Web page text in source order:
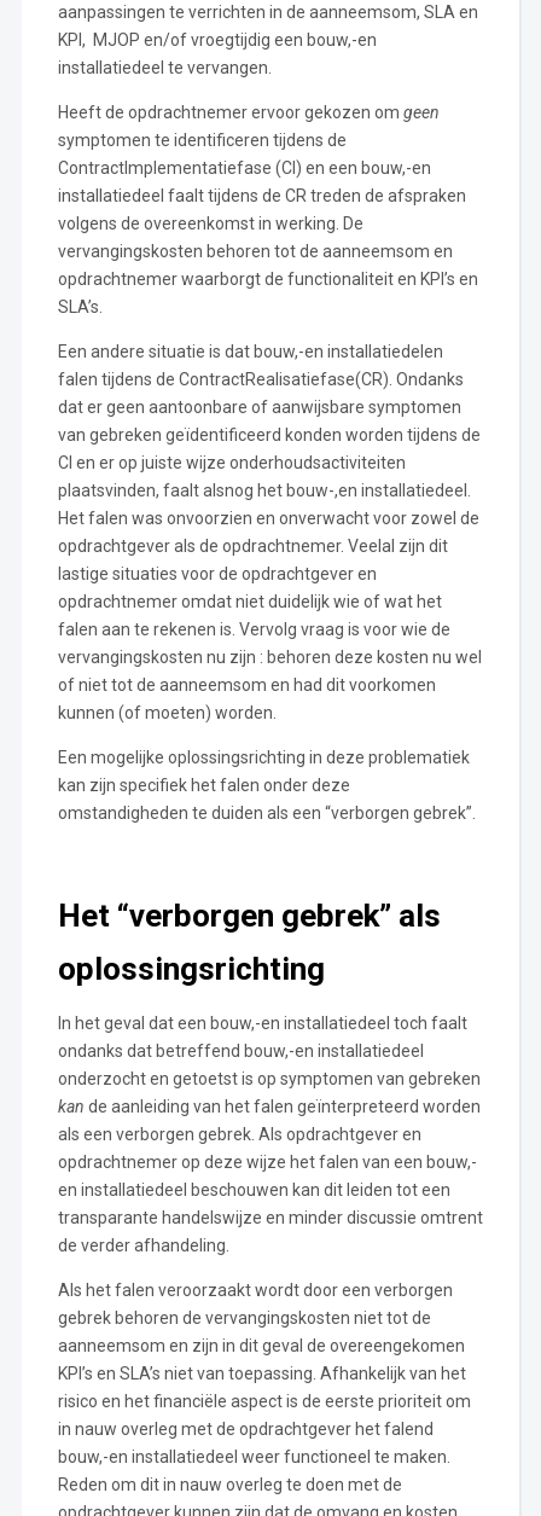
aanpassingen te verrichten in de aanneemsom, SLA en
KPI, MJOP en/of vroegtijdig een bouw,-en
installatiedeel te vervangen.
Heeft de opdrachtnemer ervoor gekozen om geen
symptomen te identificeren tijdens de
ContractImplementatiefase (CI) en een bouw,-en
installatiedeel faalt tijdens de CR treden de afspraken
volgens de overeenkomst in werking. De
vervangingskosten behoren tot de aanneemsom en
opdrachtnemer waarborgt de functionaliteit en KPI’s en
SLA’s.
Een andere situatie is dat bouw,-en installatiedelen
falen tijdens de ContractRealisatiefase(CR). Ondanks
dat er geen aantoonbare of aanwijsbare symptomen
van gebreken geïdentificeerd konden worden tijdens de
CI en er op juiste wijze onderhoudsactiviteiten
plaatsvinden, faalt alsnog het bouw-,en installatiedeel.
Het falen was onvoorzien en onverwacht voor zowel de
opdrachtgever als de opdrachtnemer. Veelal zijn dit
lastige situaties voor de opdrachtgever en
opdrachtnemer omdat niet duidelijk wie of wat het
falen aan te rekenen is. Vervolg vraag is voor wie de
vervangingskosten nu zijn : behoren deze kosten nu wel
of niet tot de aanneemsom en had dit voorkomen
kunnen (of moeten) worden.
Een mogelijke oplossingsrichting in deze problematiek
kan zijn specifiek het falen onder deze
omstandigheden te duiden als een “verborgen gebrek”.
Het “verborgen gebrek” als
oplossingsrichting
In het geval dat een bouw,-en installatiedeel toch faalt
ondanks dat betreffend bouw,-en installatiedeel
onderzocht en getoetst is op symptomen van gebreken
kan de aanleiding van het falen geïnterpreteerd worden
als een verborgen gebrek. Als opdrachtgever en
opdrachtnemer op deze wijze het falen van een bouw,-
en installatiedeel beschouwen kan dit leiden tot een
transparante handelswijze en minder discussie omtrent
de verder afhandeling.
Als het falen veroorzaakt wordt door een verborgen
gebrek behoren de vervangingskosten niet tot de
aanneemsom en zijn in dit geval de overeengekomen
KPI’s en SLA’s niet van toepassing. Afhankelijk van het
risico en het financiële aspect is de eerste prioriteit om
in nauw overleg met de opdrachtgever het falend
bouw,-en installatiedeel weer functioneel te maken.
Reden om dit in nauw overleg te doen met de
opdrachtgever kunnen zijn dat de omvang en kosten